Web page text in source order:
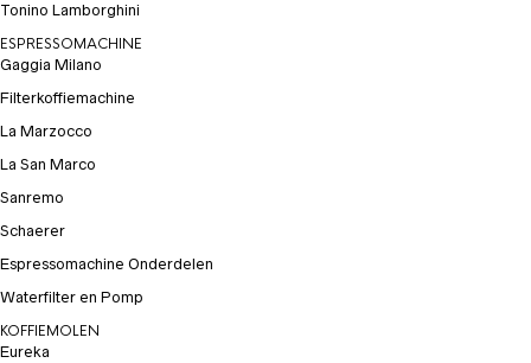
Tonino Lamborghini
ESPRESSOMACHINE
Gaggia Milano
Filterkoffiemachine
La Marzocco
La San Marco
Sanremo
Schaerer
Espressomachine Onderdelen
Waterfilter en Pomp
KOFFIEMOLEN
Eureka